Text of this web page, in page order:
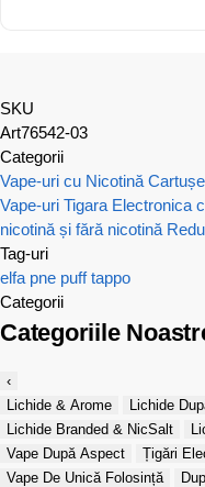
SKU
Art76542-03
Categorii
Vape-uri cu Nicotină
Vape-uri Tigara Electronica
nicotină și fără nicotină
Tag-uri
elfa pne puff tappo
Categorii
Categoriile
‹
Lichide & Arome
Lichide
Lichide Branded & NicSalt
Vape După Aspect
Țigări
Vape De Unică Folosință